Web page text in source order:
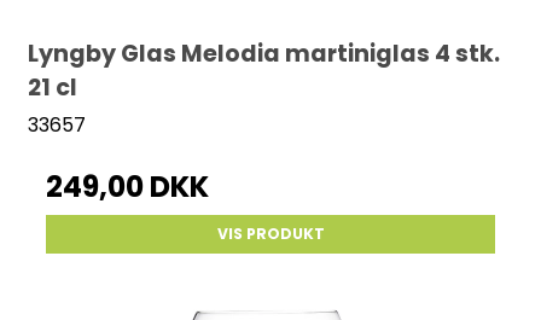
Lyngby Glas Melodia martiniglas 4 stk.
21 cl
33657
249,00 DKK
VIS PRODUKT